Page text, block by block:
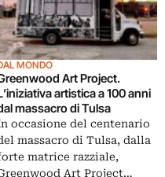
MONDO
Art Project.
artistica a 100 anni
massacro di Tulsa
occasione del centenario
massacro di Tulsa, dalla
matrice razziale,
Art Project…